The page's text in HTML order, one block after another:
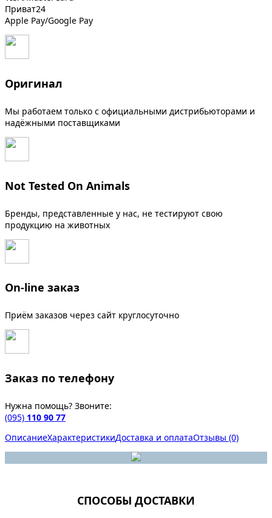
Приват24
Apple Pay/Google Pay
Оригинал
Мы работаем только с официальными дистрибьюторами и
надёжными поставщиками
Not Tested On Animals
Бренды, представленные у нас, не тестируют свою
продукцию на животных
On-line заказ
Приём заказов через сайт круглосуточно
Заказ по телефону
Нужна помощь? Звоните:
(095) 110 90 77
ОписаниеХарактеристикиДоставка и оплатаОтзывы (0)
СПОСОБЫ ДОСТАВКИ